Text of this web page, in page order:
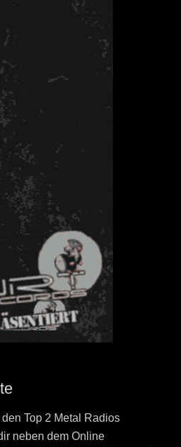
Top 2 Metal Radios
neben dem Online